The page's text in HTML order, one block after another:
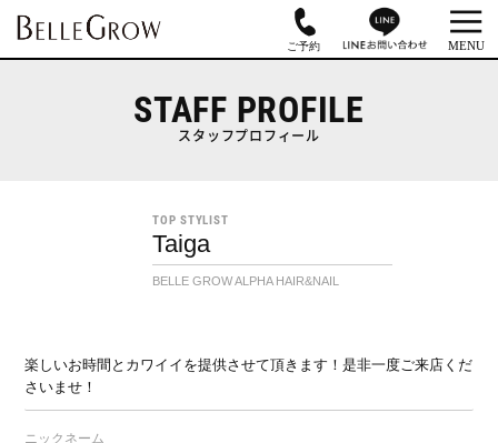
STAFF PROFILE
スタッフプロフィール
TOP STYLIST
Taiga
BELLE GROW ALPHA HAIR&NAIL
楽しいお時間とカワイイを提供させて頂きます！是非一度ご来店くだ
さいませ！
ニックネーム